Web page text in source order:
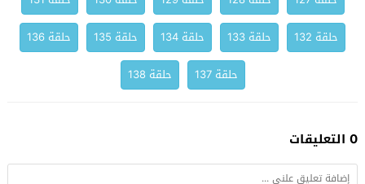
حلقة 132
حلقة 133 حلقة 134 حلقة 135
حلقة 136
حلقة 137
حلقة 138
0 التعليقات